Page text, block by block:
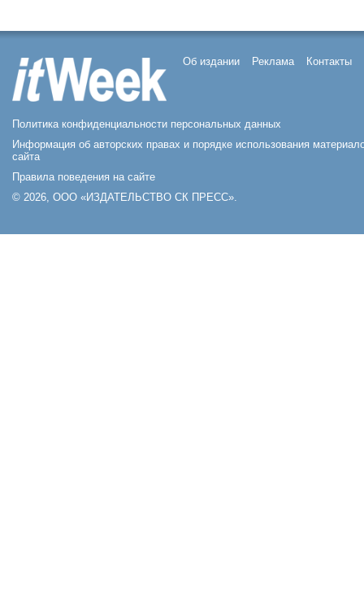
Об издании Реклама Контакты
Политика конфиденциальности персональных данных
Информация об авторских правах и порядке использования
сайта
Правила поведения на сайте
© 2026, ООО «ИЗДАТЕЛЬСТВО СК ПРЕСС».